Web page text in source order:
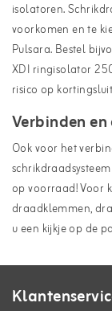
isolatoren.
voorkomen en te
Pulsara. Bestel
XDI ringisolator
risico op
Verbinden
Ook voor het
op voorraad! Voor
draadklemmen,
u een kijkje op de